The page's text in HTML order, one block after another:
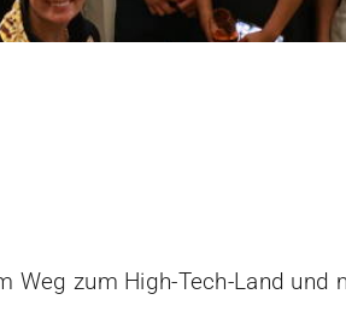
zum High-Tech-Land und